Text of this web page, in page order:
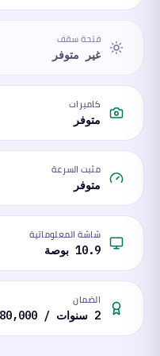
فتحة سقف
غير متوفر
كاميرات
متوفر
مثبت السرعة
متوفر
شاشة المعلوماتية
10.9 بوصة
الضمان
2 سنوات / 80,000 كم